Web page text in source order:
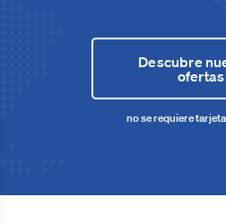
Descubre
ofertas
no se requiere